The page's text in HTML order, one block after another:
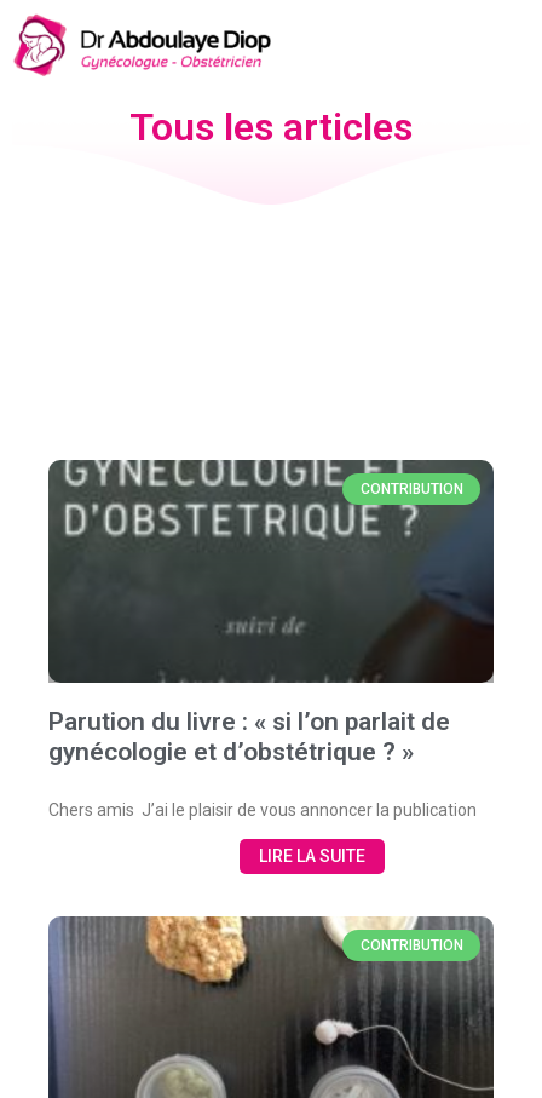
Tous les articles
CONTRIBUTION
Parution du livre : « si l’on parlait de
gynécologie et d’obstétrique ? »
Chers amis J’ai le plaisir de vous annoncer la publication
LIRE LA SUITE
CONTRIBUTION